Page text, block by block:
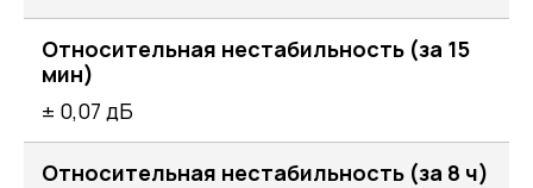
Относительная нестабильность (за 15
мин)
± 0,07 дБ
Относительная нестабильность (за 8 ч)